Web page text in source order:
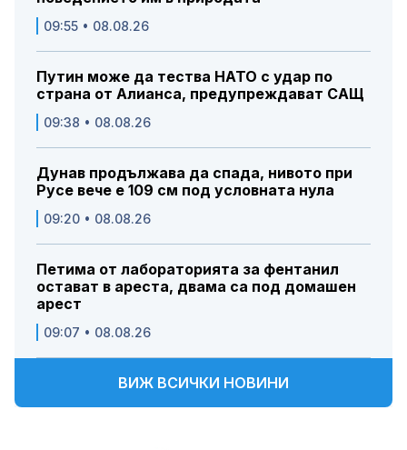
09:55 • 08.08.26
Путин може да тества НАТО с удар по
страна от Алианса, предупреждават САЩ
09:38 • 08.08.26
Дунав продължава да спада, нивото при
Русе вече е 109 см под условната нула
09:20 • 08.08.26
Петима от лабораторията за фентанил
остават в ареста, двама са под домашен
арест
09:07 • 08.08.26
ВИЖ ВСИЧКИ НОВИНИ